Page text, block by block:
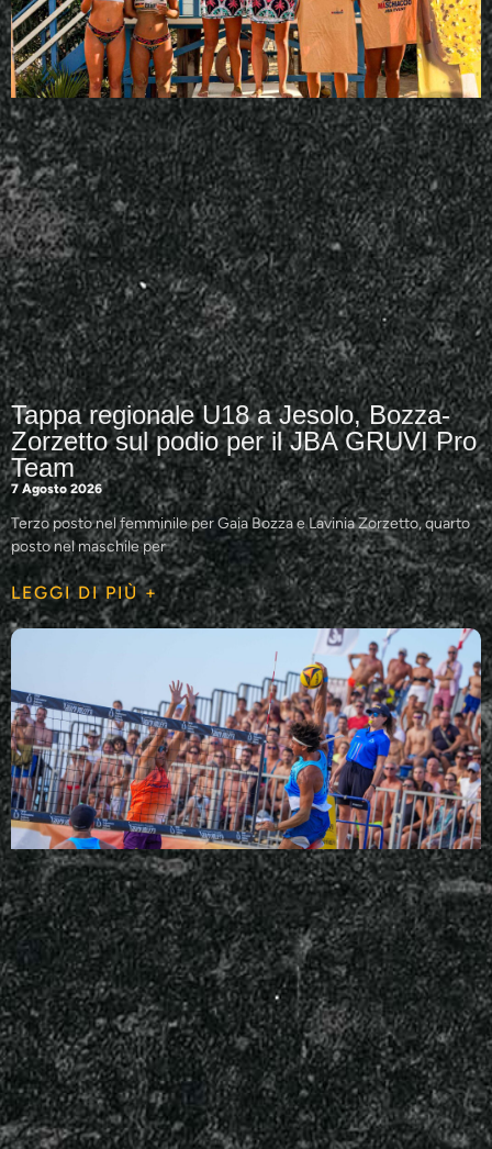
Tappa regionale U18 a Jesolo, Bozza-
Zorzetto sul podio per il JBA GRUVI Pro
Team
7 Agosto 2026
Terzo posto nel femminile per Gaia Bozza e Lavinia Zorzetto, quarto
posto nel maschile per
LEGGI DI PIÙ +